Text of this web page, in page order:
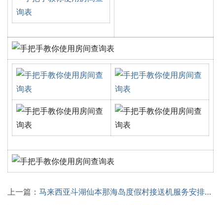
上一篇： 马来西亚斗湖仙本那海岛度假村接送机服务安排一览